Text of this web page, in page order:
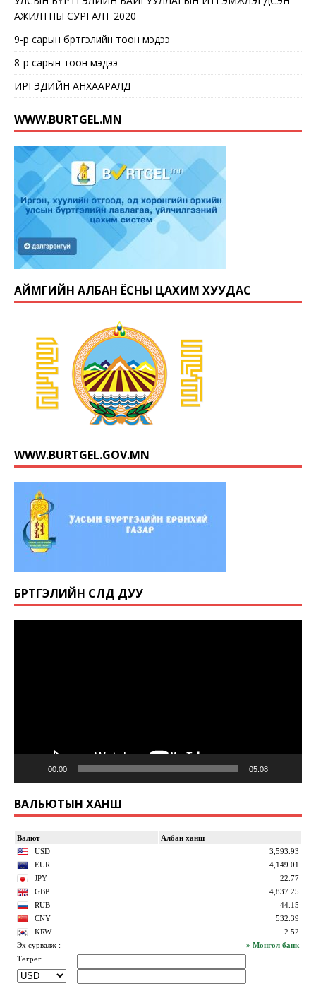
АЖИЛТНЫ СУРГАЛТ 2020
9-р сарын бүртгэлийн тоон мэдээ
8-р сарын тоон мэдээ
ИРГЭДИЙН АНХААРАЛД
WWW.BURTGEL.MN
АЙМГИЙН АЛБАН ЁСНЫ ЦАХИМ ХУУДАС
WWW.BURTGEL.GOV.MN
БҮРТГЭЛИЙН СҮЛД ДУУ
00:00 05:08
ВАЛЬЮТЫН ХАНШ